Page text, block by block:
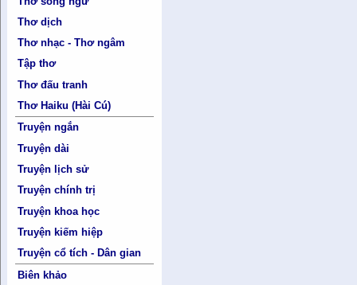
Thơ dịch
Thơ nhạc - Thơ ngâm
Tập thơ
Thơ đấu tranh
Thơ Haiku (Hài Cú)
Truyện ngắn
Truyện dài
Truyện lịch sử
Truyện chính trị
Truyện khoa học
Truyện kiếm hiệp
Truyện cổ tích - Dân gian
Biên khảo